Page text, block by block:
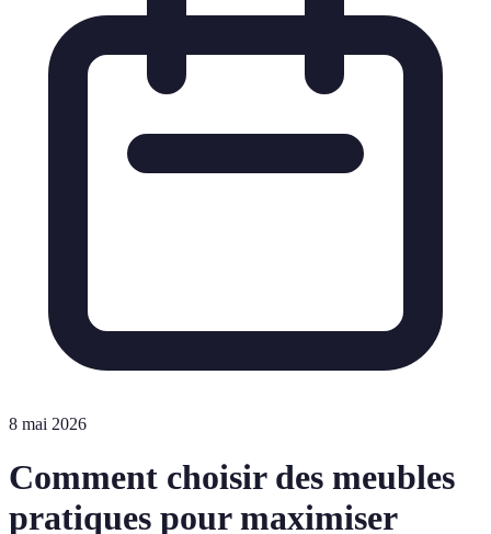
8 mai 2026
Comment choisir des meubles
pratiques pour maximiser